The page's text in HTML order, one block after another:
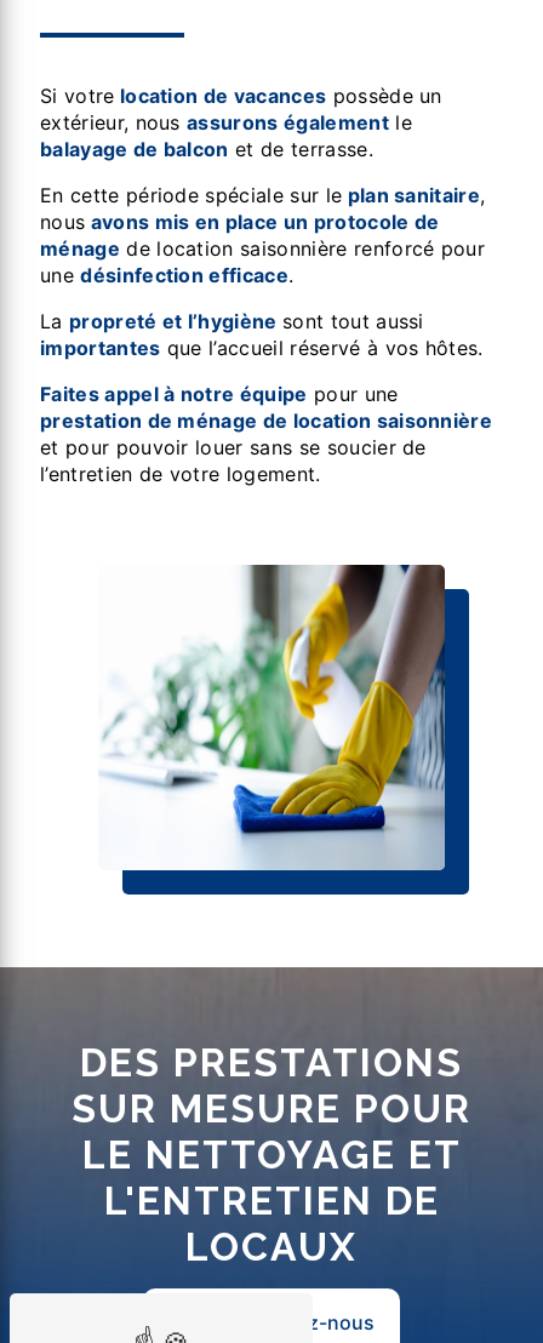
Si votre location de vacances possède un
extérieur, nousassurons égalementle
balayage de balcon et de terrasse.
En cette période spéciale sur le plan sanitaire,
nous avons mis en place un protocole de
ménage de location saisonnière renforcé pour
unedésinfection efficace.
La propreté et l’hygiène sont tout aussi
importantes que l’accueil réservé à vos hôtes.
Faites appel à notre équipe pour une
prestation de ménage de location saisonnière
et pour pouvoir louer sans se soucier de
l’entretien de votre logement.
DES PRESTATIONS
SUR MESURE POUR
LE NETTOYAGE ET
L'ENTRETIEN DE
LOCAUX
Contactez-nous